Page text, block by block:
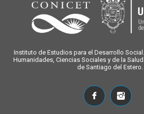
Instituto de Estudios para el Desarrollo Social.
Humanidades, Ciencias Sociales y de la
de Santiago del Estero.